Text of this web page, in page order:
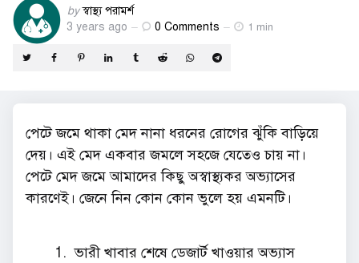
Posted
by
by স্বাস্থ্য পরামর্শ
3 years ago
0 Comments 1 min
পেটে জমে থাকা মেদ নানা ধরনের রোগের ঝুঁকি বাড়িয়ে
দেয়। এই মেদ একবার জমলে সহজে যেতেও চায় না।
পেটে মেদ জমে আমাদের কিছু অস্বাস্থ্যকর অভ্যাসের
কারণেই। জেনে নিন কোন কোন ভুলে হয় এমনটি।
ভারী খাবার শেষে ডেজার্ট খাওয়ার অভ্যাস